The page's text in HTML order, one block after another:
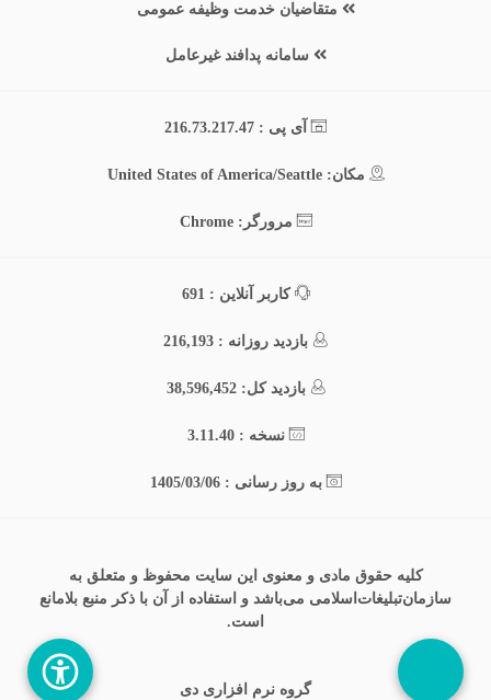
متقاضیان خدمت وظیفه عمومی
سامانه پدافند غیرعامل
آی پی : 216.73.217.47
مکان: United States of America/Seattle
مرورگر: Chrome
کاربر آنلاین : 691
بازدید روزانه : 216,193
بازدید کل: 38,596,452
نسخه : 3.11.40
به روز رسانی : 1405/03/06
کلیه حقوق مادی و معنوی این سایت محفوظ و متعلق به
سازمان‌تبلیغات‌اسلامی می‌باشد و استفاده از آن با ذکر منبع بلامانع
است.
گروه نرم افزاری دی